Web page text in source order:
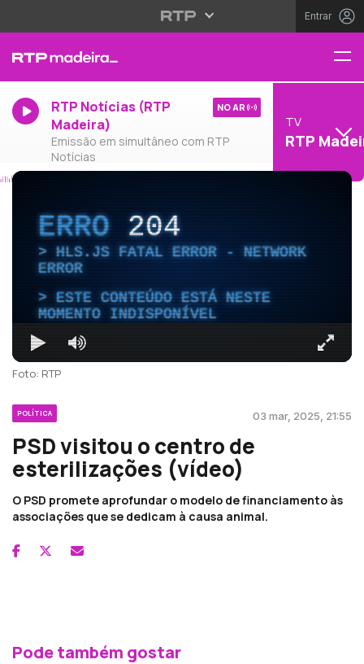
Entrar
RTP Notícias (RTP
Madeira)
Emissão em simultâneo com RTP
Notícias
NO AR
TV
RTP
ERRO204
HLS.JS FATAL ERROR - NETWORK
ERROR
ESTE CONTEÚDO ESTÁ NESTE
MOMENTO INDISPONÍVEL
Foto: RTP
POLÍTICA 03 mar, 2025, 21:55
PSD visitou o centro de
esterilizações (vídeo)
O PSD promete aprofundar o modelo de financiamento às
associações que se dedicam à causa animal.
Pode também gostar